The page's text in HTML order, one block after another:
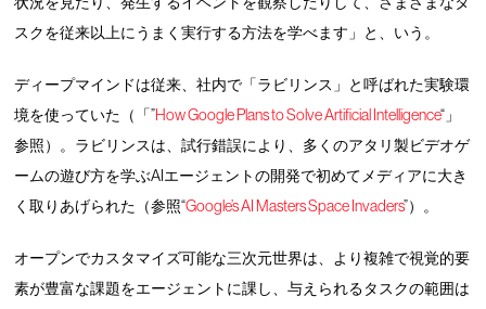
スクを従来以上にうまく実行する方法を学べます」と、いう。
ディープマインドは従来、社内で「ラビリンス」と呼ばれた実験環
境を使っていた（「”How Google Plans to Solve Artificial Intelligence“」
参照）。ラビリンスは、試行錯誤により、多くのアタリ製ビデオゲ
ームの遊び方を学ぶAIエージェントの開発で初めてメディアに大き
く取りあげられた（参照“Google’s AI Masters Space Invaders”）。
オープンでカスタマイズ可能な三次元世界は、より複雑で視覚的要
素が豊富な課題をエージェントに課し、与えられるタスクの範囲は